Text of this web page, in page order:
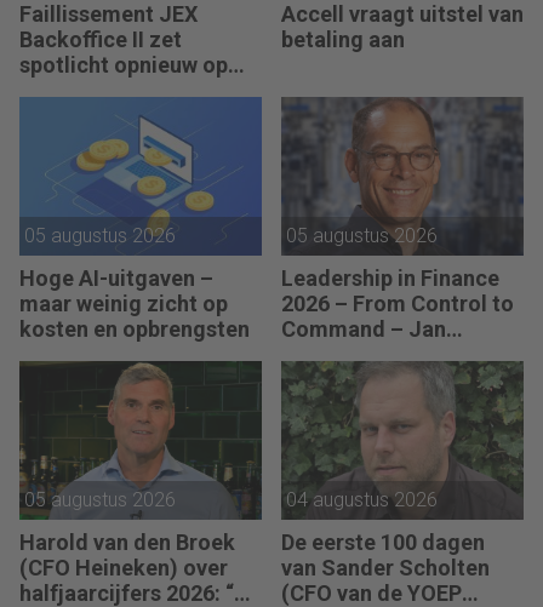
Faillissement JEX
Backoffice II zet
spotlicht opnieuw op
Accell vraagt uitstel van
betaling aan
05 augustus 2026
Hoge AI-uitgaven –
maar weinig zicht op
kosten en opbrengsten
05 augustus 2026
Leadership in Finance
2026 – From Control to
Command – Jan
van The Protein
Brewery): “Je moet
vaak met relatief weinig
data toch knopen
doorhakken.”
05 augustus 2026
Harold van den Broek
(CFO Heineken) over
halfjaarcijfers 2026: “De
04 augustus 2026
De eerste 100 dagen
van Sander Scholten
(CFO van de YOEP